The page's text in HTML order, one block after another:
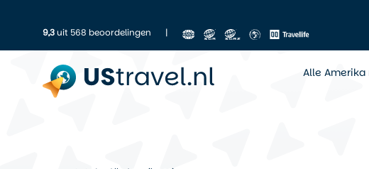
9,3uit 568 beoordelingen |
Alle Amerika